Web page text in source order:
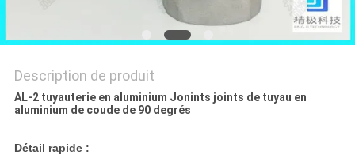
Description de produit
AL-2 tuyauterie en aluminium Jonints joints de tuyau en
aluminium de coude de 90 degrés
Détail rapide :